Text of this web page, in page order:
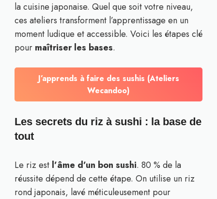
la cuisine japonaise. Quel que soit votre niveau,
ces ateliers transforment l’apprentissage en un
moment ludique et accessible. Voici les étapes clé
pour maîtriser les bases.
J’apprends à faire des sushis (Ateliers
Wecandoo)
Les secrets du riz à sushi : la base de
tout
Le riz est l’âme d’un bon sushi. 80 % de la
réussite dépend de cette étape. On utilise un riz
rond japonais, lavé méticuleusement pour